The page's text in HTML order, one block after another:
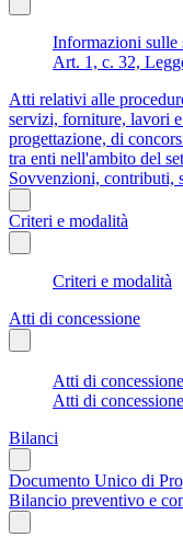
Informazioni sulle
Art. 1, c. 32,
Atti relativi alle
servizi, forniture, lavori
progettazione, di
tra enti nell'ambito del
Sovvenzioni, contributi,
Criteri e modalità
Criteri e modalità
Atti di concessione
Atti di
Atti di
Bilanci
Documento Unico di
Bilancio preventivo e